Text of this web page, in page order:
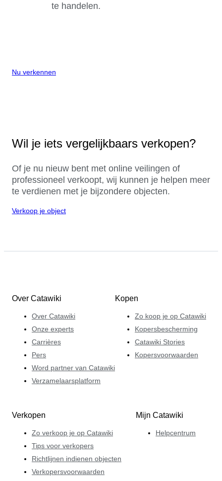
te handelen.
Nu verkennen
Wil je iets vergelijkbaars verkopen?
Of je nu nieuw bent met online veilingen of
professioneel verkoopt, wij kunnen je helpen meer
te verdienen met je bijzondere objecten.
Verkoop je object
Over Catawiki
Over Catawiki
Onze experts
Carrières
Pers
Word partner van Catawiki
Verzamelaarsplatform
Kopen
Zo koop je op Catawiki
Kopersbescherming
Catawiki Stories
Kopersvoorwaarden
Verkopen
Zo verkoop je op Catawiki
Tips voor verkopers
Richtlijnen indienen objecten
Verkopersvoorwaarden
Mijn Catawiki
Helpcentrum